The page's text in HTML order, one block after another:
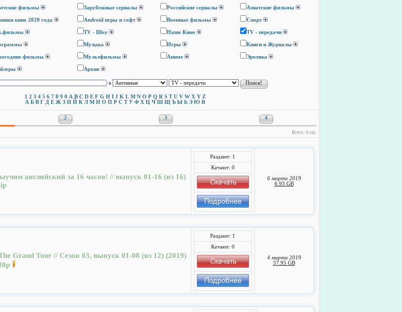
фильмы Зарубежные сериалы Российские сериалы Азиатские фильмы
кино 2020 года Android игры и софт Военные фильмы Спорт
TV - Шоу Наше Кино TV - передачи
Музыка Игры Книги и Журналы
фильмы Мультфильмы Аниме Эротика
Архив
в
1 2 3 4 5 6 7 8 9 0 A B C D E F G H I J K L M N O P Q R S T U V W X Y Z
А Б В Г Д Е Ж З И Й К Л М Н О П Р С Т У Ф Х Ц Ч Ш Щ Ъ Ы Ь Э Ю Я
2 3 4
Всего: 4 стр.
английский за 16 часов! // выпуск 01-16 (из 16)
Раздают: 1
Качают: 0
6 марта 2019
6.93 GB
Grand Tour // Сезон 03, выпуск 01-08 (из 12) (2019)
Раздают: 1
Качают: 0
4 марта 2019
37.95 GB